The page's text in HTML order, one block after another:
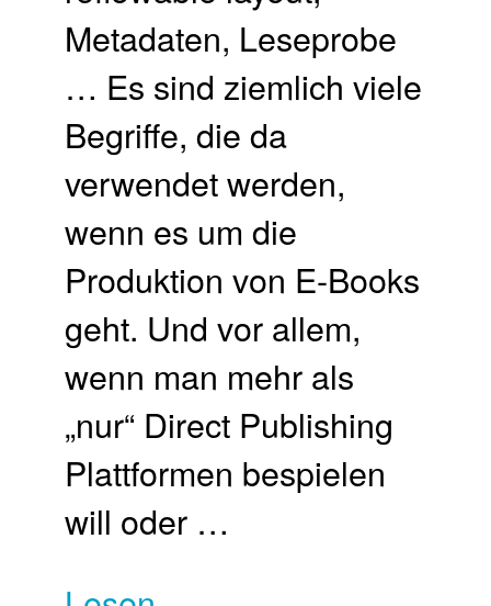
Metadaten, Leseprobe
… Es sind ziemlich viele
Begriffe, die da
verwendet werden,
wenn es um die
Produktion von E-Books
geht. Und vor allem,
wenn man mehr als
„nur“ Direct Publishing
Plattformen bespielen
will oder …